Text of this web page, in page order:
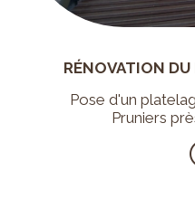
RÉNOVATION
Pose d'un
Pruniers